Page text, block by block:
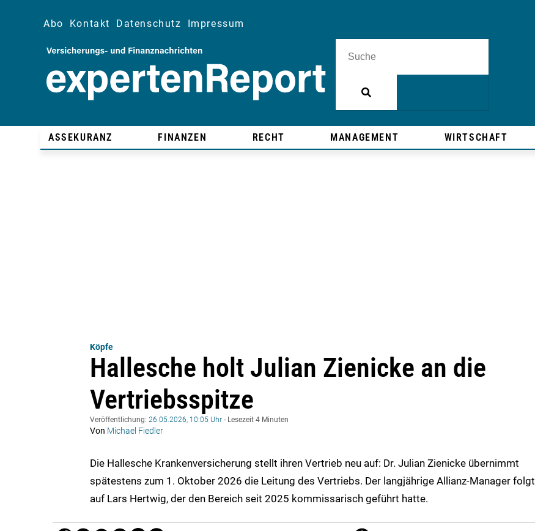
Abo Kontakt Datenschutz Impressum
ASSEKURANZ FINANZEN RECHT MANAGEMENT WIRTSCHAFT
Köpfe
Hallesche holt Julian Zienicke an die
Vertriebsspitze
Veröffentlichung: 26.05.2026, 10:05 Uhr - Lesezeit 4 Minuten
Von Michael Fiedler
Die Hallesche Krankenversicherung stellt ihren Vertrieb neu auf: Dr. Julian Zienicke übernimmt
spätestens zum 1. Oktober 2026 die Leitung des Vertriebs. Der langjährige Allianz-Manager folgt
auf Lars Hertwig, der den Bereich seit 2025 kommissarisch geführt hatte.